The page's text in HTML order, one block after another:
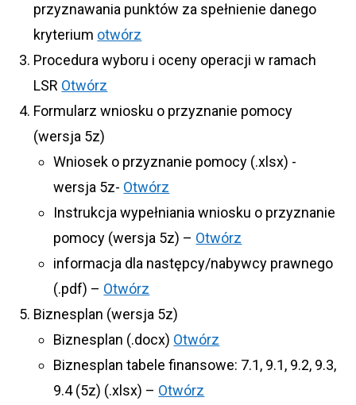
przyznawania punktów za spełnienie danego
kryterium otwórz
Procedura wyboru i oceny operacji w ramach
LSR Otwórz
Formularz wniosku o przyznanie pomocy
(wersja 5z)
Wniosek o przyznanie pomocy (.xlsx) -
wersja 5z- Otwórz
Instrukcja wypełniania wniosku o przyznanie
pomocy (wersja 5z) – Otwórz
informacja dla następcy/nabywcy prawnego
(.pdf) – Otwórz
Biznesplan (wersja 5z)
Biznesplan (.docx) Otwórz
Biznesplan tabele finansowe: 7.1, 9.1, 9.2, 9.3,
9.4 (5z) (.xlsx) – Otwórz